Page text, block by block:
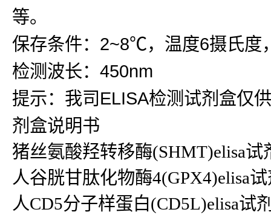
等。
保存条件：2~8℃，温度6摄氏度
检测波长：450nm
提示：我司ELISA检测试剂盒仅
剂盒说明书
猪丝氨酸羟转移酶(SHMT)elisa
人谷胱甘肽化物酶4(GPX4)elisa
人CD5分子样蛋白(CD5L)elisa试